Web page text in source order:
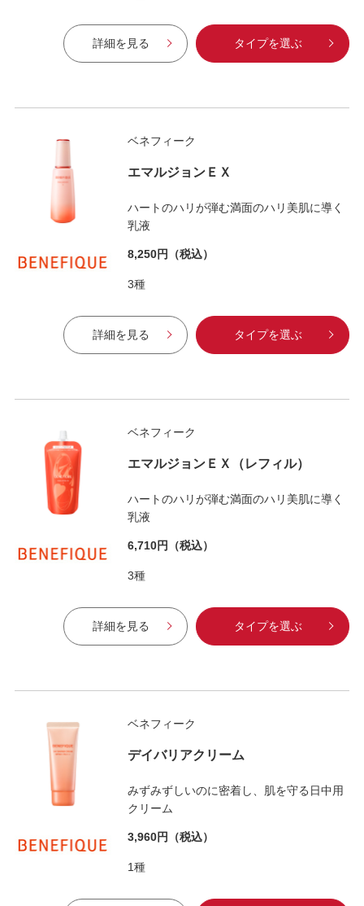
詳細を見る タイプを選ぶ
ベネフィーク
エマルジョンＥＸ
ハートのハリが弾む満面のハリ美肌に導く
乳液
8,250円 （税込）
3種
詳細を見る タイプを選ぶ
ベネフィーク
エマルジョンＥＸ（レフィル）
ハートのハリが弾む満面のハリ美肌に導く
乳液
6,710円 （税込）
3種
詳細を見る タイプを選ぶ
ベネフィーク
デイバリアクリーム
みずみずしいのに密着し、肌を守る日中用
クリーム
3,960円 （税込）
1種